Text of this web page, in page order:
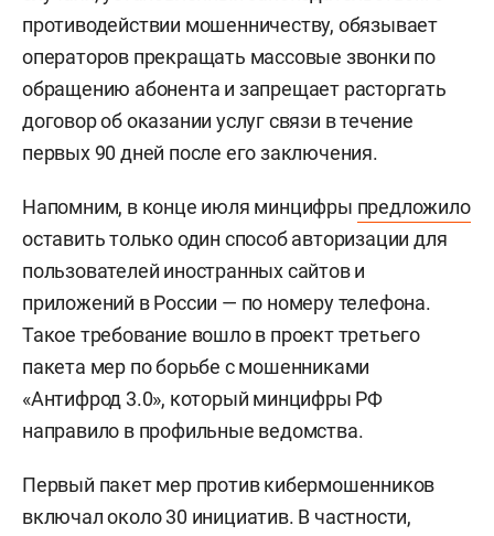
противодействии мошенничеству, обязывает
операторов прекращать массовые звонки по
обращению абонента и запрещает расторгать
договор об оказании услуг связи в течение
первых 90 дней после его заключения.
Напомним, в конце июля минцифры предложило
оставить только один способ авторизации для
пользователей иностранных сайтов и
приложений в России — по номеру телефона.
Такое требование вошло в проект третьего
пакета мер по борьбе с мошенниками
«Антифрод 3.0», который минцифры РФ
направило в профильные ведомства.
Первый пакет мер против кибермошенников
включал около 30 инициатив. В частности,